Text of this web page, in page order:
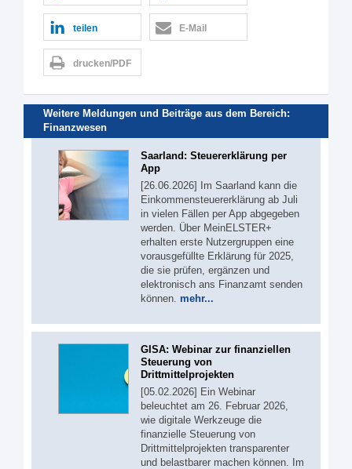
teilen E-Mail
drucken/PDF
Weitere Meldungen und Beiträge aus dem Bereich:
Finanzwesen
Saarland: Steuererklärung per
App
[26.06.2026] Im Saarland kann die
Einkommensteuererklärung ab Juli
in vielen Fällen per App abgegeben
werden. Über MeinELSTER+
erhalten erste Nutzergruppen eine
vorausgefüllte Erklärung für 2025,
die sie prüfen, ergänzen und
elektronisch ans Finanzamt senden
können. mehr...
GISA: Webinar zur finanziellen
Steuerung von
Drittmittelprojekten
[05.02.2026] Ein Webinar
beleuchtet am 26. Februar 2026,
wie digitale Werkzeuge die
finanzielle Steuerung von
Drittmittelprojekten transparenter
und belastbarer machen können. Im